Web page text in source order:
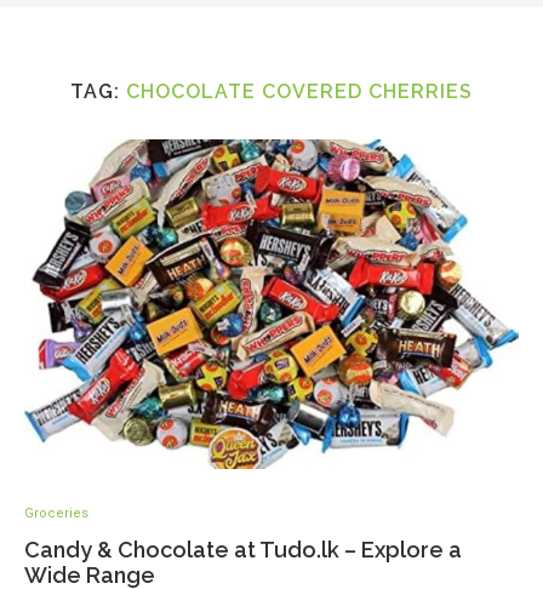
TAG: CHOCOLATE COVERED CHERRIES
Groceries
Candy & Chocolate at Tudo.lk – Explore a
Wide Range